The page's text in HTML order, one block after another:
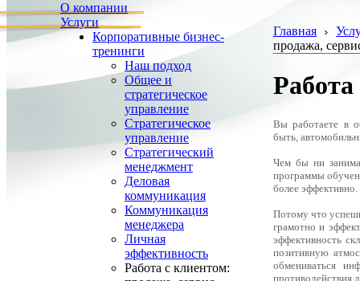
О компании
Услуги
Корпоративные бизнес-
тренинги
Наш подход
Общее и
стратегическое
управление
Стратегическое
управление
Стратегический
менеджмент
Деловая
коммуникация
Коммуникация
менеджера
Личная
эффективность
Работа с клиентом:
Главная
продажа,
Вы работаете в
быть,
Чем бы ни
программы
более эффективно.
Потому что
грамотно и
эффективность
позитивную
обмениваться
противодействия